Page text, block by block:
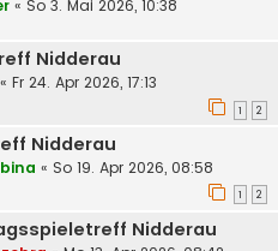
« So 3. Mai 2026, 10:38
Nidderau
« Fr 24. Apr 2026, 17:13
1 2
Nidderau
« So 19. Apr 2026, 08:58
1 2
Nidderau